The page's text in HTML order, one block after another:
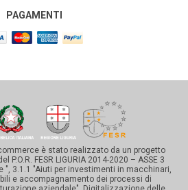
PAGAMENTI
è stato realizzato da un progetto
P.O.R. FESR LIGURIA 2014-2020 – ASSE 3
", 3.1.1 "Aiuti per investimenti in macchinari,
e accompagnamento dei processi di